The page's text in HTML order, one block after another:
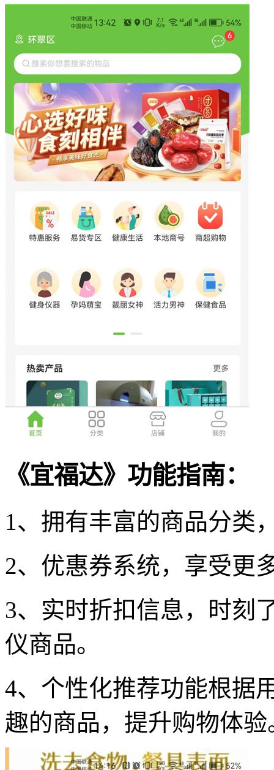
《宜福达》功能指南：
1、拥有丰富的商品分类
2、优惠券系统，享受更
3、实时折扣信息，时刻
仪商品。
4、个性化推荐功能根据
趣的商品，提升购物体验